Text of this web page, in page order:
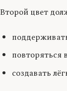
Второй цвет
повторяться
создавать